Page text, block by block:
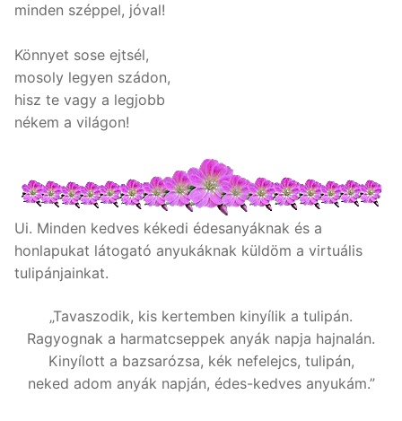
minden széppel, jóval!
Könnyet sose ejtsél,
mosoly legyen szádon,
hisz te vagy a legjobb
nékem a világon!
Ui. Minden kedves kékedi édesanyáknak és a
honlapukat látogató anyukáknak küldöm a virtuális
tulipánjainkat.
„Tavaszodik, kis kertemben kinyílik a tulipán.
Ragyognak a harmatcseppek anyák napja hajnalán.
Kinyílott a bazsarózsa, kék nefelejcs, tulipán,
neked adom anyák napján, édes-kedves anyukám.”